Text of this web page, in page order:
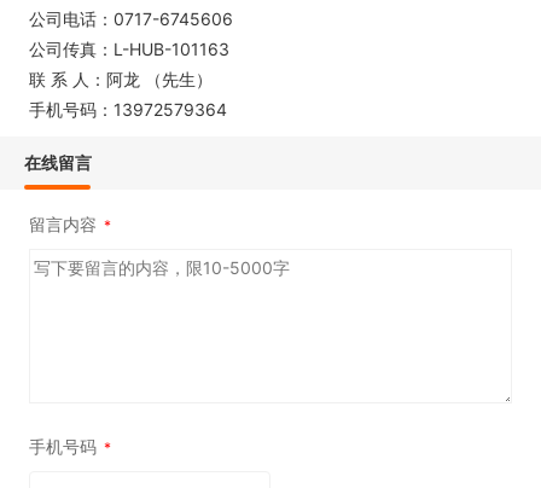
公司电话：0717-6745606
公司传真：L-HUB-101163
联 系 人：阿龙 （先生）
手机号码：13972579364
在线留言
留言内容 *
手机号码 *